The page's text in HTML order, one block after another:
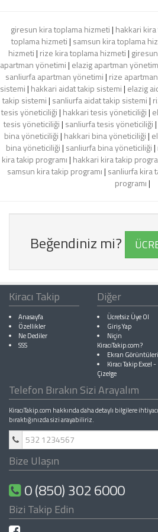
giresun kira toplama hizmeti| hakkari
toplama hizmeti| samsun kira toplama
hizmeti| rize kira toplama hizmeti|
apartman yönetimi| elazig apartman
sanliurfa apartman yönetimi| rize
sistemi| hakkari aidat takip sistemi| elazig
takip sistemi| sanliurfa aidat takip sistemi|
tesis yöneticiliği| hakkari tesis yöneticiliği|
tesis yöneticiliği| sanliurfa tesis yöneticiliği|
bina yöneticiliği| hakkari bina yöneticiliği|
bina yöneticiliği| sanliurfa bina yöneticiliği|
kira takip programı| hakkari kira takip
samsun kira takip programı| sanliurfa kira
programı|
Beğendiniz mi?
Kiracı Takip
Anasayfa
Özellikler
Ne Dediler
SSS
Diğer
Ücretsiz Üye Ol
Giriş Yap
Niçin
KiracıTakip.com?
Ekran Görüntüleri
Kiracı Takip Excel-
Çizelge
Telefon Bırakın Sizi Arayalım
KiracıTakip.com hakkında daha detaylı bilgilere
bıraktığınızda sizi arayabiliriz.
Bize Ulaşın
0 (850) 302 6000
Bizi Takip Edin